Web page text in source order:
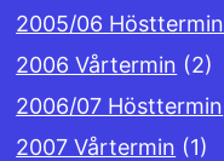
2005/06 Hösttermin
2006 Vårtermin (2)
2006/07 Hösttermin
2007 Vårtermin (1)